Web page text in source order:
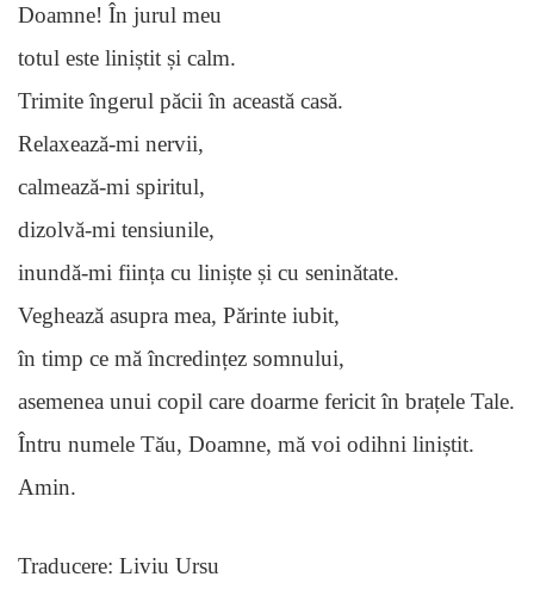
Doamne! În jurul meu
totul este liniștit și calm.
Trimite îngerul păcii în această casă.
Relaxează-mi nervii,
calmează-mi spiritul,
dizolvă-mi tensiunile,
inundă-mi ființa cu liniște și cu seninătate.
Veghează asupra mea, Părinte iubit,
în timp ce mă încredințez somnului,
asemenea unui copil care doarme fericit în brațele Tale.
Întru numele Tău, Doamne, mă voi odihni liniștit.
Amin.
Traducere: Liviu Ursu